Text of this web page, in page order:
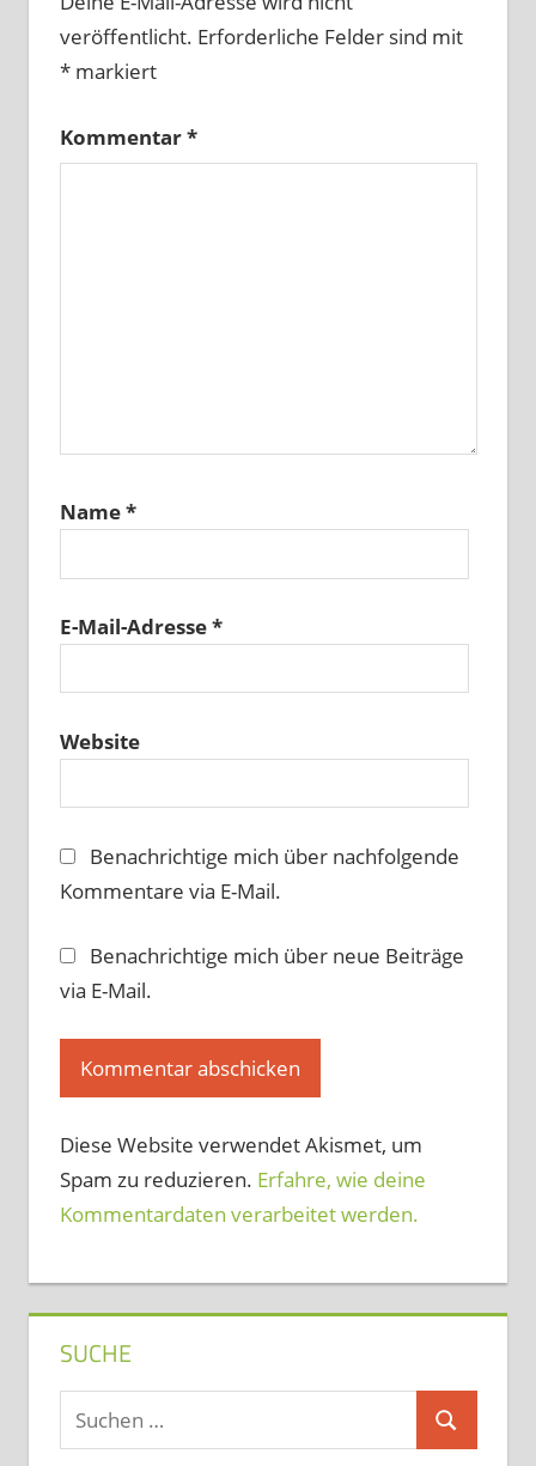
veröffentlicht. Erforderliche Felder sind mit
*markiert
Kommentar*
Name*
E-Mail-Adresse*
Website
Benachrichtige mich über nachfolgende
Kommentare via E-Mail.
Benachrichtige mich über neue Beiträge
via E-Mail.
Diese Website verwendet Akismet, um
Spam zu reduzieren. Erfahre, wie deine
Kommentardaten verarbeitet werden.
SUCHE
Suchen
nach:
Suchen